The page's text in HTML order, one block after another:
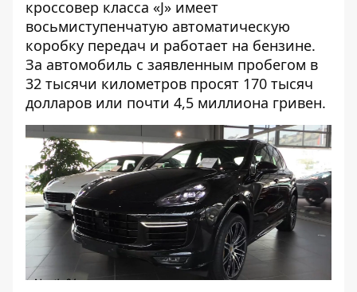
кроссовер класса «J» имеет
восьмиступенчатую автоматическую
коробку передач и работает на бензине.
За автомобиль с заявленным пробегом в
32 тысячи километров просят 170 тысяч
долларов или почти 4,5 миллиона гривен.